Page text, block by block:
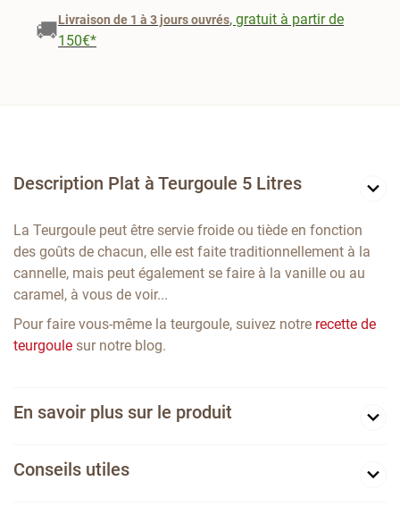
🚚Livraison de 1 à 3 jours ouvrés, gratuit à partir de
150€*
Description Plat à Teurgoule 5 Litres
La Teurgoule peut être servie froide ou tiède en fonction
des goûts de chacun, elle est faite traditionnellement à la
cannelle, mais peut également se faire à la vanille ou au
caramel, à vous de voir...
Pour faire vous-même la teurgoule, suivez notre recette de
teurgoule sur notre blog.
En savoir plus sur le produit
Conseils utiles